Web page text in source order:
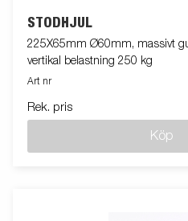
STÖDHJUL
225X65mm Ø60mm, massivt
vertikal belastning 250 kg
Art nr
Rek. pris
Köp